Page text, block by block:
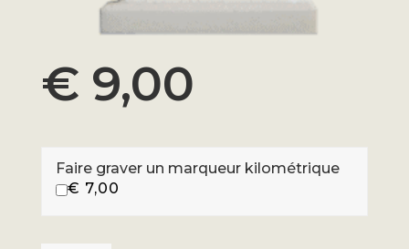
€ 9,00
Faire graver un marqueur kilométrique
€ 7,00